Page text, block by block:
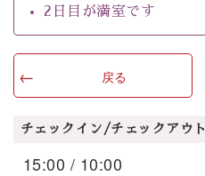
2日目が満室です
戻る
チェックイン/チェックアウト
15:00 / 10:00